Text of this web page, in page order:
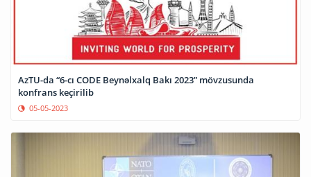
AzTU-da “6-cı CODE Beynəlxalq Bakı 2023” mövzusunda
konfrans keçirilib
05-05-2023